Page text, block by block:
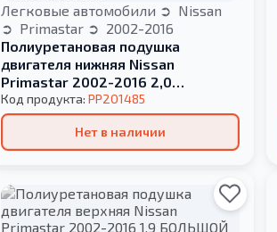
Легковые автомобили
Nissan
Primastar
2002-2016
Полиуретановая подушка
двигателя нижняя Nissan
Primastar 2002-2016 2,0
БОЛЬШОЙ САЙЛЕНТБЛОК
Код продукта: PP201485
Нет в наличии